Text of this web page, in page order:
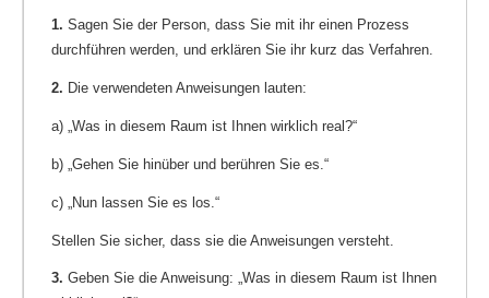
1. Sagen Sie der Person, dass Sie mit ihr einen Prozess
durchführen werden, und erklären Sie ihr kurz das Verfahren.
2. Die verwendeten Anweisungen lauten:
a) „Was in diesem Raum ist Ihnen wirklich real?“
b) „Gehen Sie hinüber und berühren Sie es.“
c) „Nun lassen Sie es los.“
Stellen Sie sicher, dass sie die Anweisungen versteht.
3. Geben Sie die Anweisung: „Was in diesem Raum ist Ihnen